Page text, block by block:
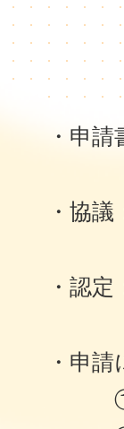
電話
メー
・申請
・協議
・認定
・申請
①申